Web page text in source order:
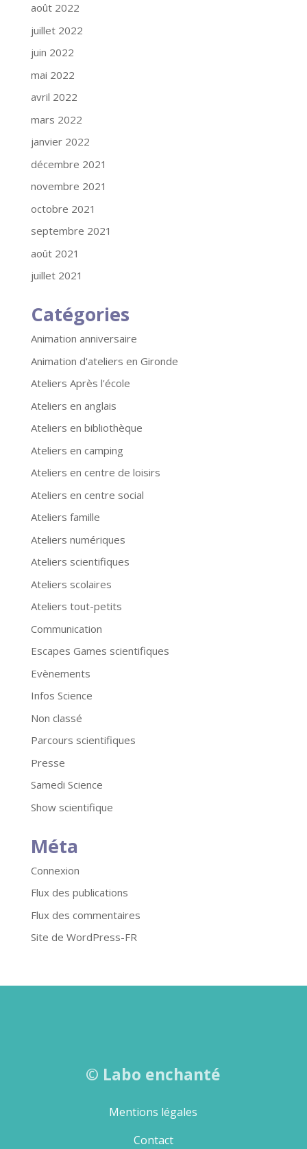
août 2022
juillet 2022
juin 2022
mai 2022
avril 2022
mars 2022
janvier 2022
décembre 2021
novembre 2021
octobre 2021
septembre 2021
août 2021
juillet 2021
Catégories
Animation anniversaire
Animation d'ateliers en Gironde
Ateliers Après l'école
Ateliers en anglais
Ateliers en bibliothèque
Ateliers en camping
Ateliers en centre de loisirs
Ateliers en centre social
Ateliers famille
Ateliers numériques
Ateliers scientifiques
Ateliers scolaires
Ateliers tout-petits
Communication
Escapes Games scientifiques
Evènements
Infos Science
Non classé
Parcours scientifiques
Presse
Samedi Science
Show scientifique
Méta
Connexion
Flux des publications
Flux des commentaires
Site de WordPress-FR
© Labo enchanté
Mentions légales
Contact